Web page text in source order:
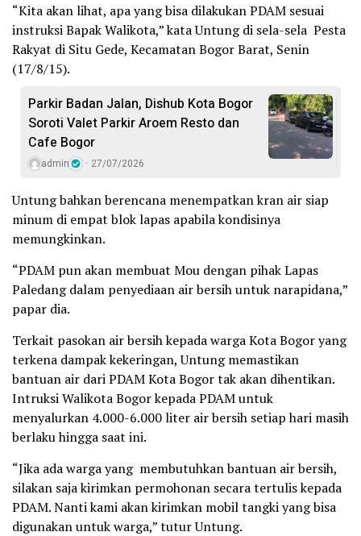
“Kita akan lihat, apa yang bisa dilakukan PDAM sesuai
instruksi Bapak Walikota,” kata Untung di sela-sela Pesta
Rakyat di Situ Gede, Kecamatan Bogor Barat, Senin
(17/8/15).
Parkir Badan Jalan, Dishub Kota Bogor
Soroti Valet Parkir Aroem Resto dan
Cafe Bogor
admin 27/07/2026
Untung bahkan berencana menempatkan kran air siap
minum di empat blok lapas apabila kondisinya
memungkinkan.
“PDAM pun akan membuat Mou dengan pihak Lapas
Paledang dalam penyediaan air bersih untuk narapidana,”
papar dia.
Terkait pasokan air bersih kepada warga Kota Bogor yang
terkena dampak kekeringan, Untung memastikan
bantuan air dari PDAM Kota Bogor tak akan dihentikan.
Intruksi Walikota Bogor kepada PDAM untuk
menyalurkan 4.000-6.000 liter air bersih setiap hari masih
berlaku hingga saat ini.
“Jika ada warga yang membutuhkan bantuan air bersih,
silakan saja kirimkan permohonan secara tertulis kepada
PDAM. Nanti kami akan kirimkan mobil tangki yang bisa
digunakan untuk warga,” tutur Untung.